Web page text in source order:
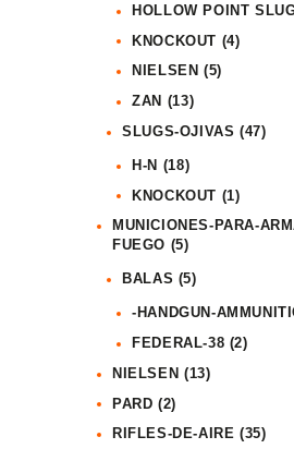
HOLLOW POINT
KNOCKOUT (4)
NIELSEN (5)
ZAN (13)
SLUGS-OJIVAS (47)
H-N (18)
KNOCKOUT (1)
MUNICIONES-PARA-
FUEGO (5)
BALAS (5)
-HANDGUN-
FEDERAL-38 (2)
NIELSEN (13)
PARD (2)
RIFLES-DE-AIRE (35)